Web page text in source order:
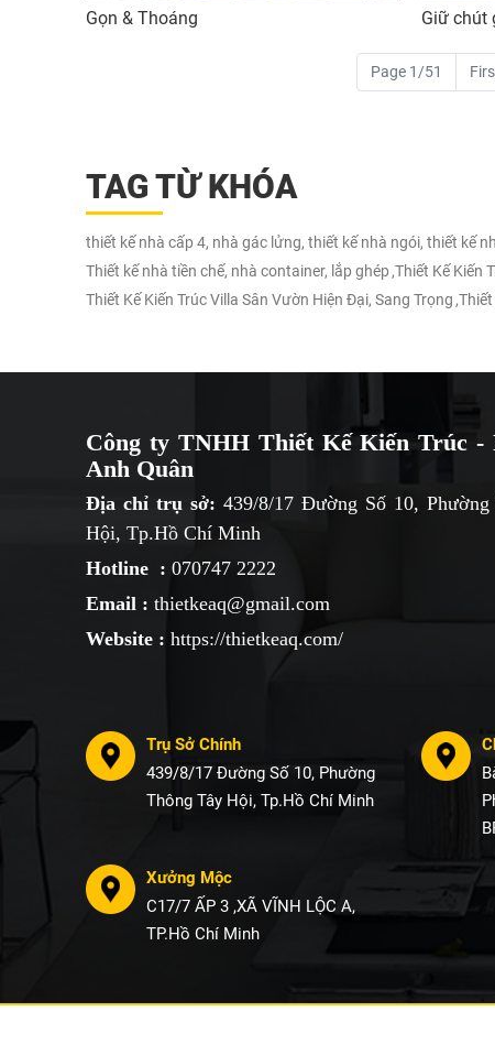
Gọn & Thoáng Giữ chút
Page 1/51
TAG TỪ KHÓA
thiết kế nhà cấp 4, nhà gác lửng, thiết kế nhà ngói, thiết kế
Thiết kế nhà tiền chế, nhà container, lắp ghép ,Thiết Kế Kiến
Thiết Kế Kiến Trúc Villa Sân Vườn Hiện Đại, Sang Trọng ,
Công ty TNHH Thiết Kế Kiến Trúc -
Anh Quân
Địa chỉ trụ sở: 439/8/17 Đường Số 10,
Hội, Tp.Hồ Chí Minh
Hotline : 070747 2222
Email : thietkeaq@gmail.com
Website : https://thietkeaq.com/
Trụ Sở Chính
439/8/17 Đường Số 10, Phường
Thông Tây Hội, Tp.Hồ Chí Minh
Xưởng Mộc
C17/7 ẤP 3 ,XÃ VĨNH LỘC A,
TP.Hồ Chí Minh